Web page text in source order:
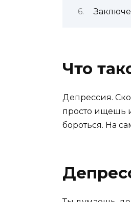
Что
Депрессия.
просто ищешь
бороться. На